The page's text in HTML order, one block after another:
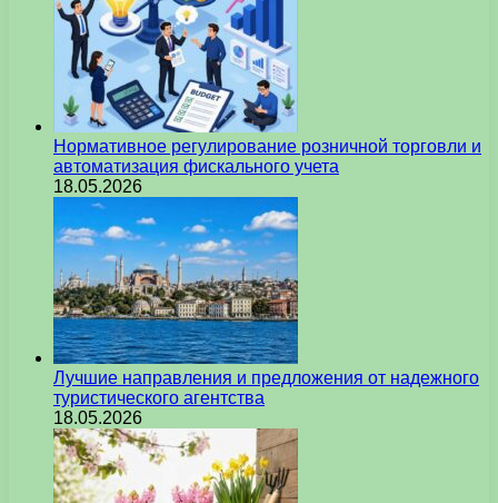
Нормативное регулирование розничной торговли и
автоматизация фискального учета
18.05.2026
Лучшие направления и предложения от надежного
туристического агентства
18.05.2026